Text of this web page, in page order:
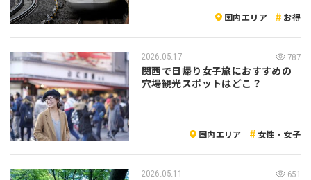
国内エリア お得
2026.05.17 787
関西で日帰り女子旅におすすめの
穴場観光スポットはどこ？
国内エリア 女性・女子
2026.05.11 651